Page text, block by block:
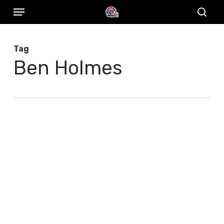
Skip
content
Menu
Tag
Ben Holmes